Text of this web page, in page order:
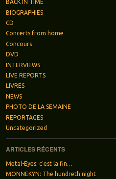
BACK IN TIME
BIOGRAPHIES
CD
Concerts from home
Concours
DVD
INTERVIEWS
LIVE REPORTS
LIVRES
NEWS
PHOTO DE LA SEMAINE
REPORTAGES
Uncategorized
ARTICLES RÉCENTS
Metal-Eyes: c’est la fin…
MONNEKYN: The hundreth night